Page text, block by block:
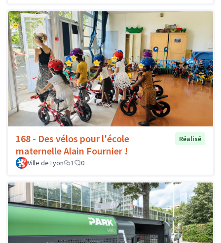
168 - Des vélos pour l'école
maternelle Alain Fournier !
Réalisé
Ville de Lyon 1 0